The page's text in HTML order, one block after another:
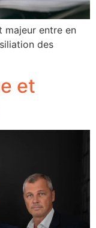
majeur entre en
des
et